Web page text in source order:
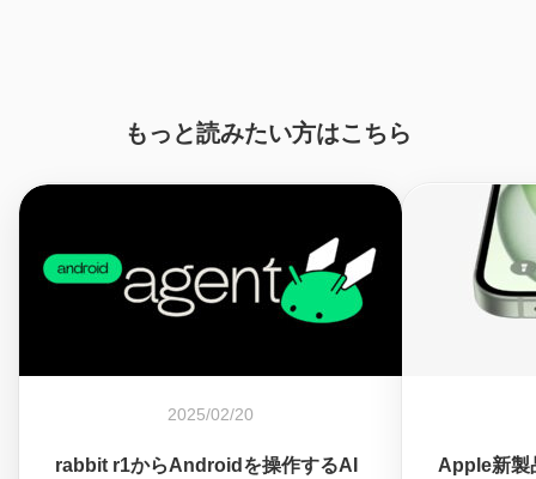
もっと読みたい方はこちら
2025/02/20
rabbit r1からAndroidを操作するAI
Apple新製